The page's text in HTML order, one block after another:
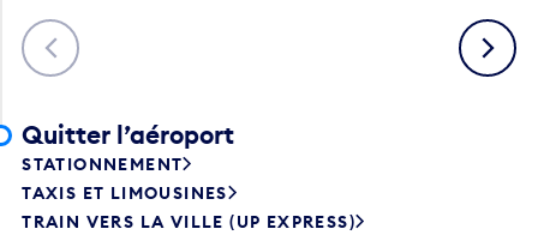
Précédent Suivant
Quitter l’aéroport
STATIONNEMENT
TAXIS ET LIMOUSINES
TRAIN VERS LA VILLE (UP EXPRESS)